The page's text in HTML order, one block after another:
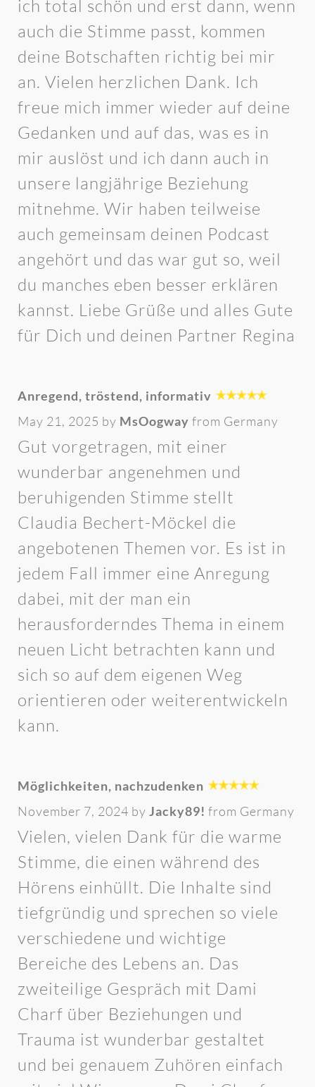
ich total schön und erst dann, wenn
auch die Stimme passt, kommen
deine Botschaften richtig bei mir
an. Vielen herzlichen Dank. Ich
freue mich immer wieder auf deine
Gedanken und auf das, was es in
mir auslöst und ich dann auch in
unsere langjährige Beziehung
mitnehme. Wir haben teilweise
auch gemeinsam deinen Podcast
angehört und das war gut so, weil
du manches eben besser erklären
kannst. Liebe Grüße und alles Gute
für Dich und deinen Partner Regina
Anregend, tröstend, informativ
May 21, 2025 by MsOogway from Germany
Gut vorgetragen, mit einer
wunderbar angenehmen und
beruhigenden Stimme stellt
Claudia Bechert-Möckel die
angebotenen Themen vor. Es ist in
jedem Fall immer eine Anregung
dabei, mit der man ein
herausforderndes Thema in einem
neuen Licht betrachten kann und
sich so auf dem eigenen Weg
orientieren oder weiterentwickeln
kann.
Möglichkeiten, nachzudenken
November 7, 2024 by Jacky89! from Germany
Vielen, vielen Dank für die warme
Stimme, die einen während des
Hörens einhüllt. Die Inhalte sind
tiefgründig und sprechen so viele
verschiedene und wichtige
Bereiche des Lebens an. Das
zweiteilige Gespräch mit Dami
Charf über Beziehungen und
Trauma ist wunderbar gestaltet
und bei genauem Zuhören einfach